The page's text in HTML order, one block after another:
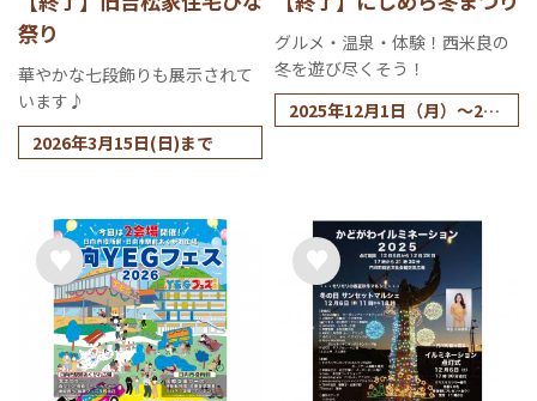
祭り
華やかな七段飾りも展示されて
います♪
2026年3月15日(日)まで
グルメ・温泉・体験！西米良の
冬を遊び尽くそう！
2025年12月1日（月）～202